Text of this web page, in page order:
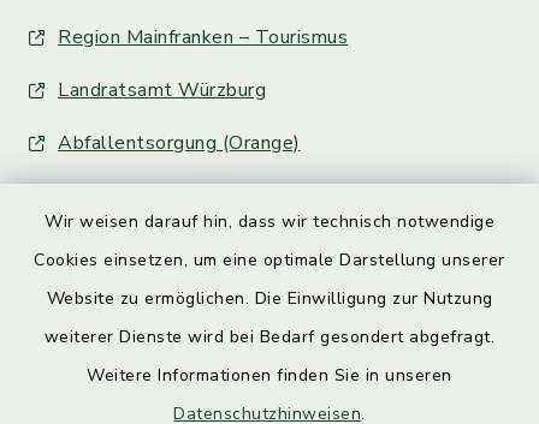
Wir weisen darauf hin, dass wir technisch notwendige
Cookies einsetzen, um eine optimale Darstellung unserer
Website zu ermöglichen. Die Einwilligung zur Nutzung
weiterer Dienste wird bei Bedarf gesondert abgefragt.
Weitere Informationen finden Sie in unseren
Datenschutzhinweisen.
Region Mainfranken – Tourismus
Landratsamt Würzburg
Abfallentsorgung (Orange)
Barrierefreiheit